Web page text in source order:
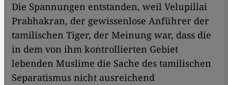
Die Spannungen entstanden, weil Velupillai
Prabhakran, der gewissenlose Anführer der
tamilischen Tiger, der Meinung war, dass die
in dem von ihm kontrollierten Gebiet
lebenden Muslime die Sache des tamilischen
Separatismus nicht ausreichend